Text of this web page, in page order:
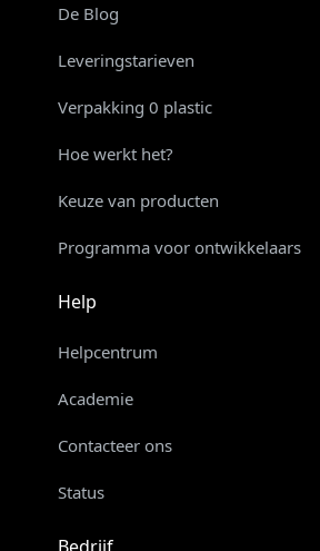
De Blog
Leveringstarieven
Verpakking 0 plastic
Hoe werkt het?
Keuze van producten
Programma voor ontwikkelaars
Help
Helpcentrum
Academie
Contacteer ons
Status